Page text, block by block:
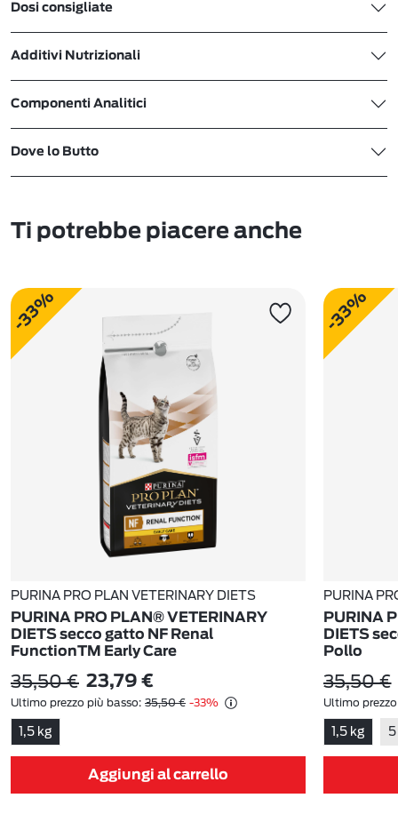
Dosi consigliate
Additivi Nutrizionali
Componenti Analitici
Dove lo Butto
Ti potrebbe piacere anche
-33%
PURINA PRO PLAN VETERINARY DIETS
PURINA PRO PLAN® VETERINARY
DIETS secco gatto NF Renal
FunctionTM Early Care
35,50 € 23,79 €
Ultimo prezzo più basso: 35,50 € -33%
1,5 kg
Aggiungi al carrello
-33%
PURINA
PURINA
DIETS
Pollo
35,50 €
Ultimo
1,5 kg